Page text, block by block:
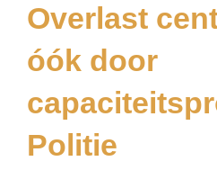
Overlast
óók door
Politie